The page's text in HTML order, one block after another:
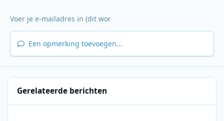
Een opmerking toevoegen...
Gerelateerde berichten